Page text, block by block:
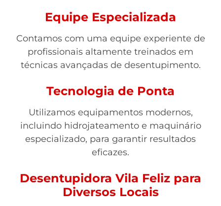
Equipe Especializada
Contamos com uma equipe experiente de
profissionais altamente treinados em
técnicas avançadas de desentupimento.
Tecnologia de Ponta
Utilizamos equipamentos modernos,
incluindo hidrojateamento e maquinário
especializado, para garantir resultados
eficazes.
Desentupidora Vila Feliz para
Diversos Locais